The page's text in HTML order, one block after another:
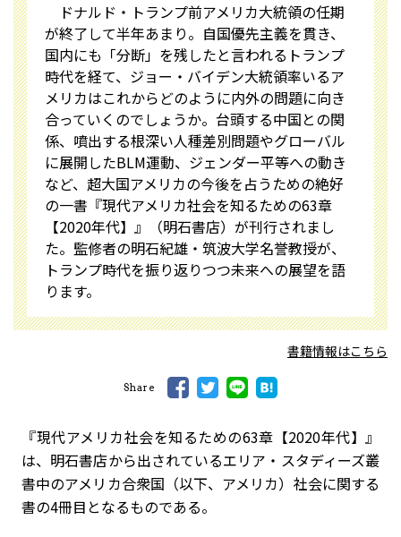
ドナルド・トランプ前アメリカ大統領の任期
が終了して半年あまり。自国優先主義を貫き、
国内にも「分断」を残したと言われるトランプ
時代を経て、ジョー・バイデン大統領率いるア
メリカはこれからどのように内外の問題に向き
合っていくのでしょうか。台頭する中国との関
係、噴出する根深い人種差別問題やグローバル
に展開したBLM運動、ジェンダー平等への動き
など、超大国アメリカの今後を占うための絶好
の一書『現代アメリカ社会を知るための63章
【2020年代】』（明石書店）が刊行されまし
た。監修者の明石紀雄・筑波大学名誉教授が、
トランプ時代を振り返りつつ未来への展望を語
ります。
書籍情報はこちら
Share
『現代アメリカ社会を知るための63章【2020年代】』
は、明石書店から出されているエリア・スタディーズ叢
書中のアメリカ合衆国（以下、アメリカ）社会に関する
書の4冊目となるものである。